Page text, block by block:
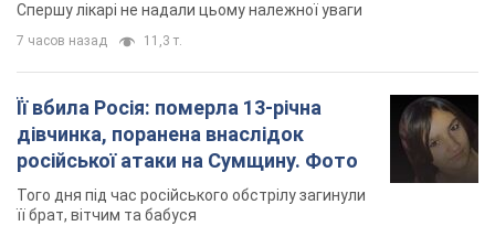
Спершу лікарі не надали цьому належної уваги
7 часов назад 11,3 т.
Її вбила Росія: померла 13-річна
дівчинка, поранена внаслідок
російської атаки на Сумщину. Фото
Того дня під час російського обстрілу загинули
її брат, вітчим та бабуся